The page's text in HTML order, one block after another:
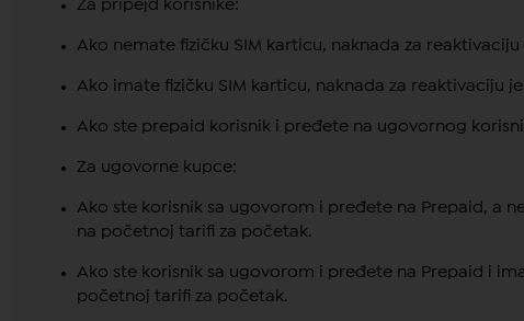
Za pripejd korisnike:
Ako nemate fizičku SIM karticu, naknada za
Ako imate fizičku SIM karticu, naknada za reaktivaciju
Ako ste prepaid korisnik i pređete na ugovornog
Za ugovorne kupce:
Ako ste korisnik sa ugovorom i pređete na Prepaid, a
na početnoj tarifi za početak.
Ako ste korisnik sa ugovorom i pređete na Prepaid i
početnoj tarifi za početak.